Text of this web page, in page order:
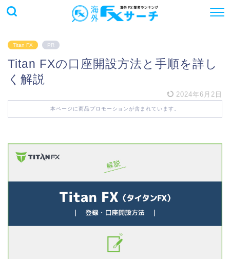
Titan FX PR
Titan FXの口座開設方法と手順を詳し
く解説
2024年6月2日
本ページに商品プロモーションが含まれています。